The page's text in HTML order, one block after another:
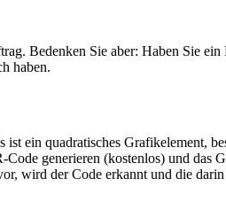
Bedenken Sie aber: Haben Sie
haben.
ein quadratisches Grafikelement,
generieren (kostenlos) und das
wird der Code erkannt und die